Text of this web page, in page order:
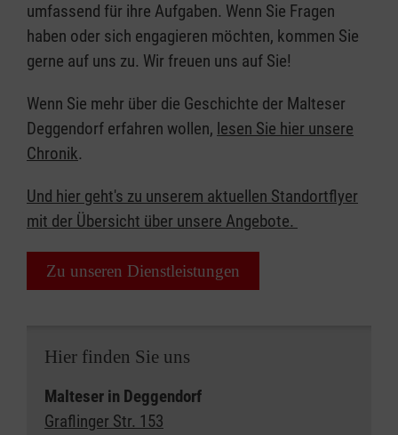
umfassend für ihre Aufgaben. Wenn Sie Fragen
haben oder sich engagieren möchten, kommen Sie
gerne auf uns zu. Wir freuen uns auf Sie!
Wenn Sie mehr über die Geschichte der Malteser
Deggendorf erfahren wollen, lesen Sie hier unsere
Chronik.
Und hier geht's zu unserem aktuellen Standortflyer
mit der Übersicht über unsere Angebote.
Zu unseren Dienstleistungen
Hier finden Sie uns
Malteser in Deggendorf
Graflinger Str. 153